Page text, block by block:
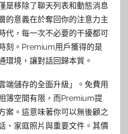
是移除了聊天列表和動態消息
的意義在於奪回你的注意力主
代，每一次不必要的干擾都可
刻。Premium用戶獲得的是
環境，讓對話回歸本質。
端儲存的全面升級」。免費用
簿空間有限，而Premium提
案。這意味著你可以無後顧之
、家庭照片與重要文件。其價